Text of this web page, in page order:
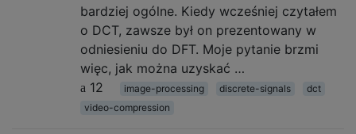
bardziej ogólne. Kiedy wcześniej czytałem
o DCT, zawsze był on prezentowany w
odniesieniu do DFT. Moje pytanie brzmi
więc, jak można uzyskać …
12
image-processing discrete-signals
dct
video-compression